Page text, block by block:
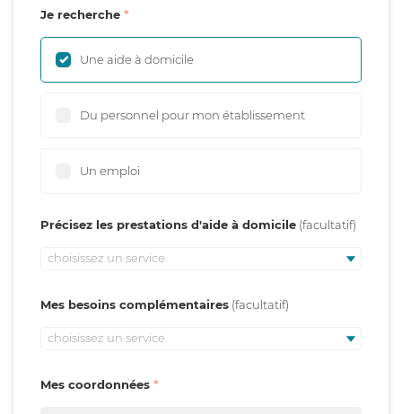
Je recherche
Une aide à domicile
Du personnel pour mon établissement
Un emploi
Précisez les prestations d'aide à domicile
choisissez un service
Mes besoins complémentaires
choisissez un service
Mes coordonnées